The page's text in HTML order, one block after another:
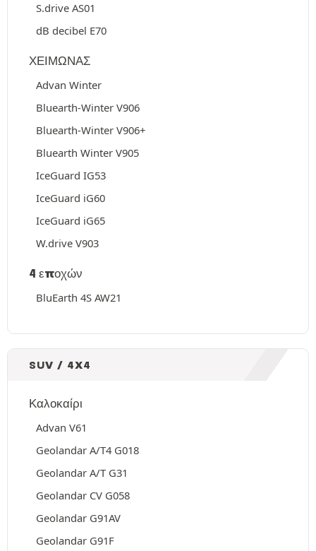
S.drive AS01
dB decibel E70
ΧΕΙΜΩΝΑΣ
Advan Winter
Bluearth-Winter V906
Bluearth-Winter V906+
Bluearth Winter V905
IceGuard IG53
IceGuard iG60
IceGuard iG65
W.drive V903
4 εποχών
BluEarth 4S AW21
SUV / 4X4
Καλοκαίρι
Advan V61
Geolandar A/T4 G018
Geolandar A/T G31
Geolandar CV G058
Geolandar G91AV
Geolandar G91F